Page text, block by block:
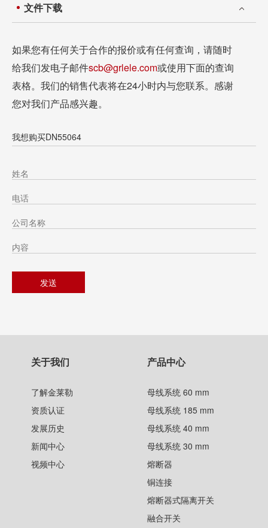
文件下载
如果您有任何关于合作的报价或有任何查询，请随时
给我们发电子邮件scb@grlele.com或使用下面的查询
表格。我们的销售代表将在24小时内与您联系。感谢
您对我们产品感兴趣。
我想购买DN55064
关于我们
了解金莱勒
资质认证
发展历史
新闻中心
视频中心
产品中心
母线系统 60 mm
母线系统 185 mm
母线系统 40 mm
母线系统 30 mm
熔断器
铜连接
熔断器式隔离开关
融合开关